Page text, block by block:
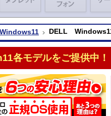
Windows11 DELL
各モデルをご提供中！